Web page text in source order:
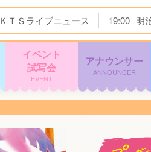
ＫＴＳライブニュース 19:00 明
イベント
試写会
EVENT
アナウンサー
ANNOUNCER